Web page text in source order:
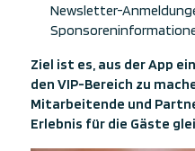
Newsletter-
Ziel ist es, aus der App
den VIP-Bereich zu
Mitarbeitende und
Erlebnis für die Gäste